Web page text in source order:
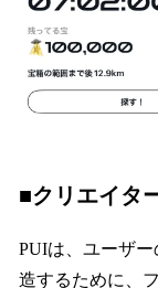
■クリエイタ
PUIは、ユーザ
造するために、